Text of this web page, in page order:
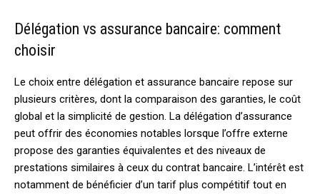
Délégation vs assurance bancaire: comment
choisir
Le choix entre délégation et assurance bancaire repose sur
plusieurs critères, dont la comparaison des garanties, le coût
global et la simplicité de gestion. La délégation d’assurance
peut offrir des économies notables lorsque l’offre externe
propose des garanties équivalentes et des niveaux de
prestations similaires à ceux du contrat bancaire. L’intérêt est
notamment de bénéficier d’un tarif plus compétitif tout en